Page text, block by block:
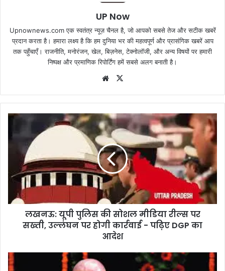
UP Now
Upnownews.com एक स्वतंत्र न्यूज़ चैनल है, जो आपको सबसे तेज और सटीक खबरें
प्रदान करता है। हमारा लक्ष्य है कि हम दुनिया भर की महत्वपूर्ण और प्रासंगिक खबरें आप
तक पहुँचाएँ। राजनीति, मनोरंजन, खेल, बिज़नेस, टेक्नोलॉजी, और अन्य विषयों पर हमारी
निष्पक्ष और प्रमाणिक रिपोर्टिंग हमें सबसे अलग बनाती है।
Website
लखनऊ: यूपी पुलिस की सोशल मीडिया रील्स पर
सख्ती, उल्लंघन पर होगी कार्रवाई - पढ़िए DGP का
आदेश